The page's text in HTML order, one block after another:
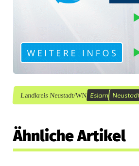
i
r
e
n
e
Landkreis Neustadt/WN Eslarn
Ähnliche Artikel